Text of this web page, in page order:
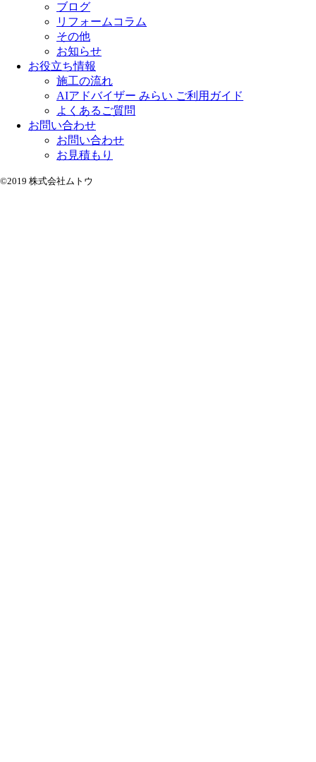
ブログ
リフォームコラム
その他
お知らせ
お役立ち情報
施工の流れ
AIアドバイザー みらい ご利用ガイド
よくあるご質問
お問い合わせ
お問い合わせ
お見積もり
©2019 株式会社ムトウ